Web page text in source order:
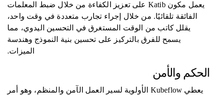
يعمل مكون Katib على تعزيز الكفاءة من خلال ضبط المعلمات
الفائقة تلقائيًا. من خلال إجراء تجارب متعددة في وقت واحد،
يقلل كاتب من الوقت المستغرق في التحسين اليدوي، مما
يسمح للفرق بالتركيز على تحسين بنية النموذج وهندسة
الميزات.
الحكم والأمن
يعطي Kubeflow الأولوية لسير العمل الآمن والمنظم، وهو أمر